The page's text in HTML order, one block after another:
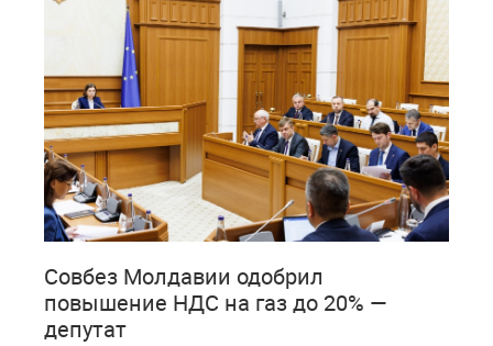
5
Совбез Молдавии одобрил
повышение НДС на газ до 20% —
депутат